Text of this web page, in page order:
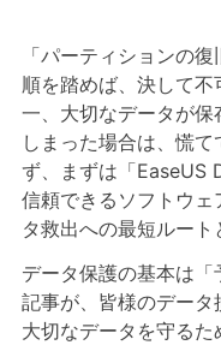
「パーティションの
順を踏めば、決して
一、大切なデータが
しまった場合は、慌
ず、まずは「EaseUS
信頼できるソフトウ
タ救出への最短ルート
データ保護の基本は
記事が、皆様のデータ
大切なデータを守るた